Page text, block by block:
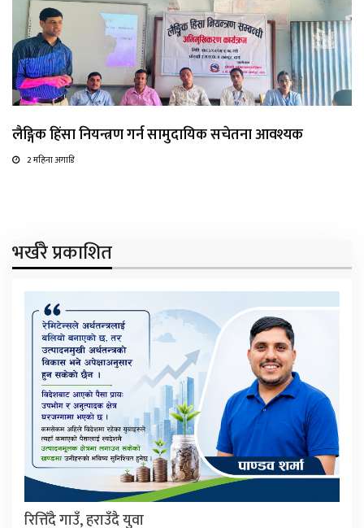
लैङ्गिक हिंसा नियन्त्रण गर्न सामुदायिक सचेतना आवश्यक
2 महिना अगाडि
भर्खरै प्रकाशित
रित्तिँदै गाउँ, हराउँदै युवा